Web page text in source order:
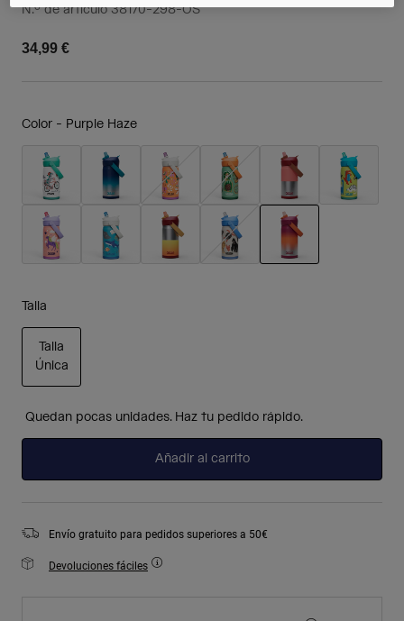
N.º de artículo38170-298-OS
34,99 €
Color - Purple Haze
Talla
Talla
Única
Quedan pocas unidades. Haz tu pedido rápido.
Añadir al carrito
Envío gratuito para pedidos superiores a 50€
Devoluciones fáciles